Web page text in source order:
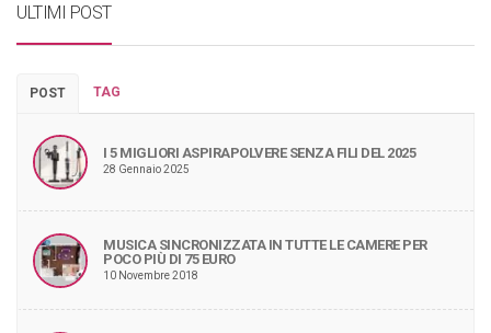
ULTIMI POST
POST TAG
I 5 MIGLIORI ASPIRAPOLVERE SENZA FILI DEL 2025
28 Gennaio 2025
MUSICA SINCRONIZZATA IN TUTTE LE CAMERE PER
POCO PIÙ DI 75 EURO
10 Novembre 2018